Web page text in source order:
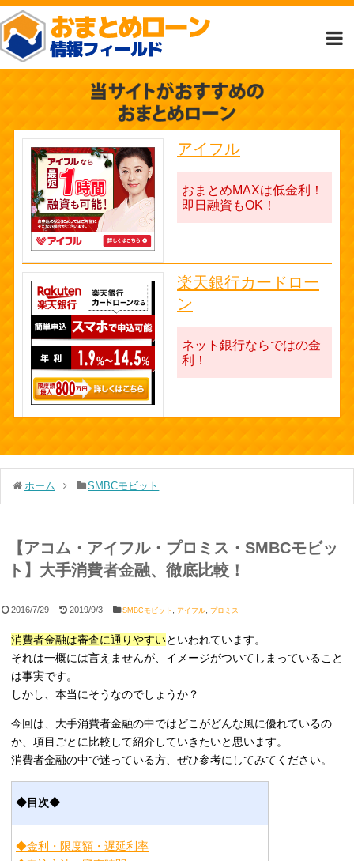
アイフル
おまとめMAXは低金利！
即日融資もOK！
楽天銀行カードロー
ン
ネット銀行ならではの金
利！
ホーム SMBCモビット
【アコム・アイフル・プロミス・SMBCモビッ
ト】大手消費者金融、徹底比較！
2016/7/29 2019/9/3 SMBCモビット アイフル, プロミス
消費者金融は審査に通りやすいといわれています。
それは一概には言えませんが、イメージがついてしまっていること
は事実です。
しかし、本当にそうなのでしょうか？
今回は、大手消費者金融の中ではどこがどんな風に優れているの
か、項目ごとに比較して紹介していきたいと思います。
消費者金融の中で迷っている方、ぜひ参考にしてみてください。
◆目次◆
◆金利・限度額・遅延利率